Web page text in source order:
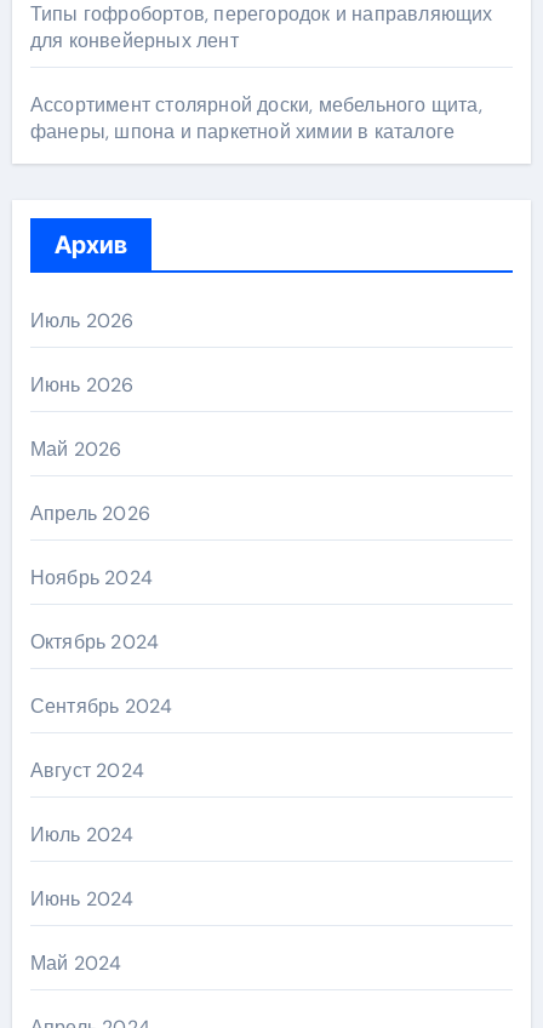
Типы гофробортов, перегородок и направляющих
для конвейерных лент
Ассортимент столярной доски, мебельного щита,
фанеры, шпона и паркетной химии в каталоге
Архив
Июль 2026
Июнь 2026
Май 2026
Апрель 2026
Ноябрь 2024
Октябрь 2024
Сентябрь 2024
Август 2024
Июль 2024
Июнь 2024
Май 2024